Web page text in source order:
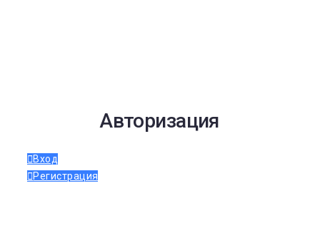
Авторизация
Вход
Регистрация